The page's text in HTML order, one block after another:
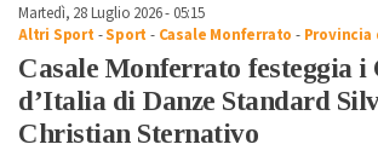
Martedì, 28 Luglio 2026 - 05:15
Altri Sport -Sport - Casale Monferrato - Provincia
Casale Monferrato festeggia i
d’Italia di Danze Standard
Christian Sternativo